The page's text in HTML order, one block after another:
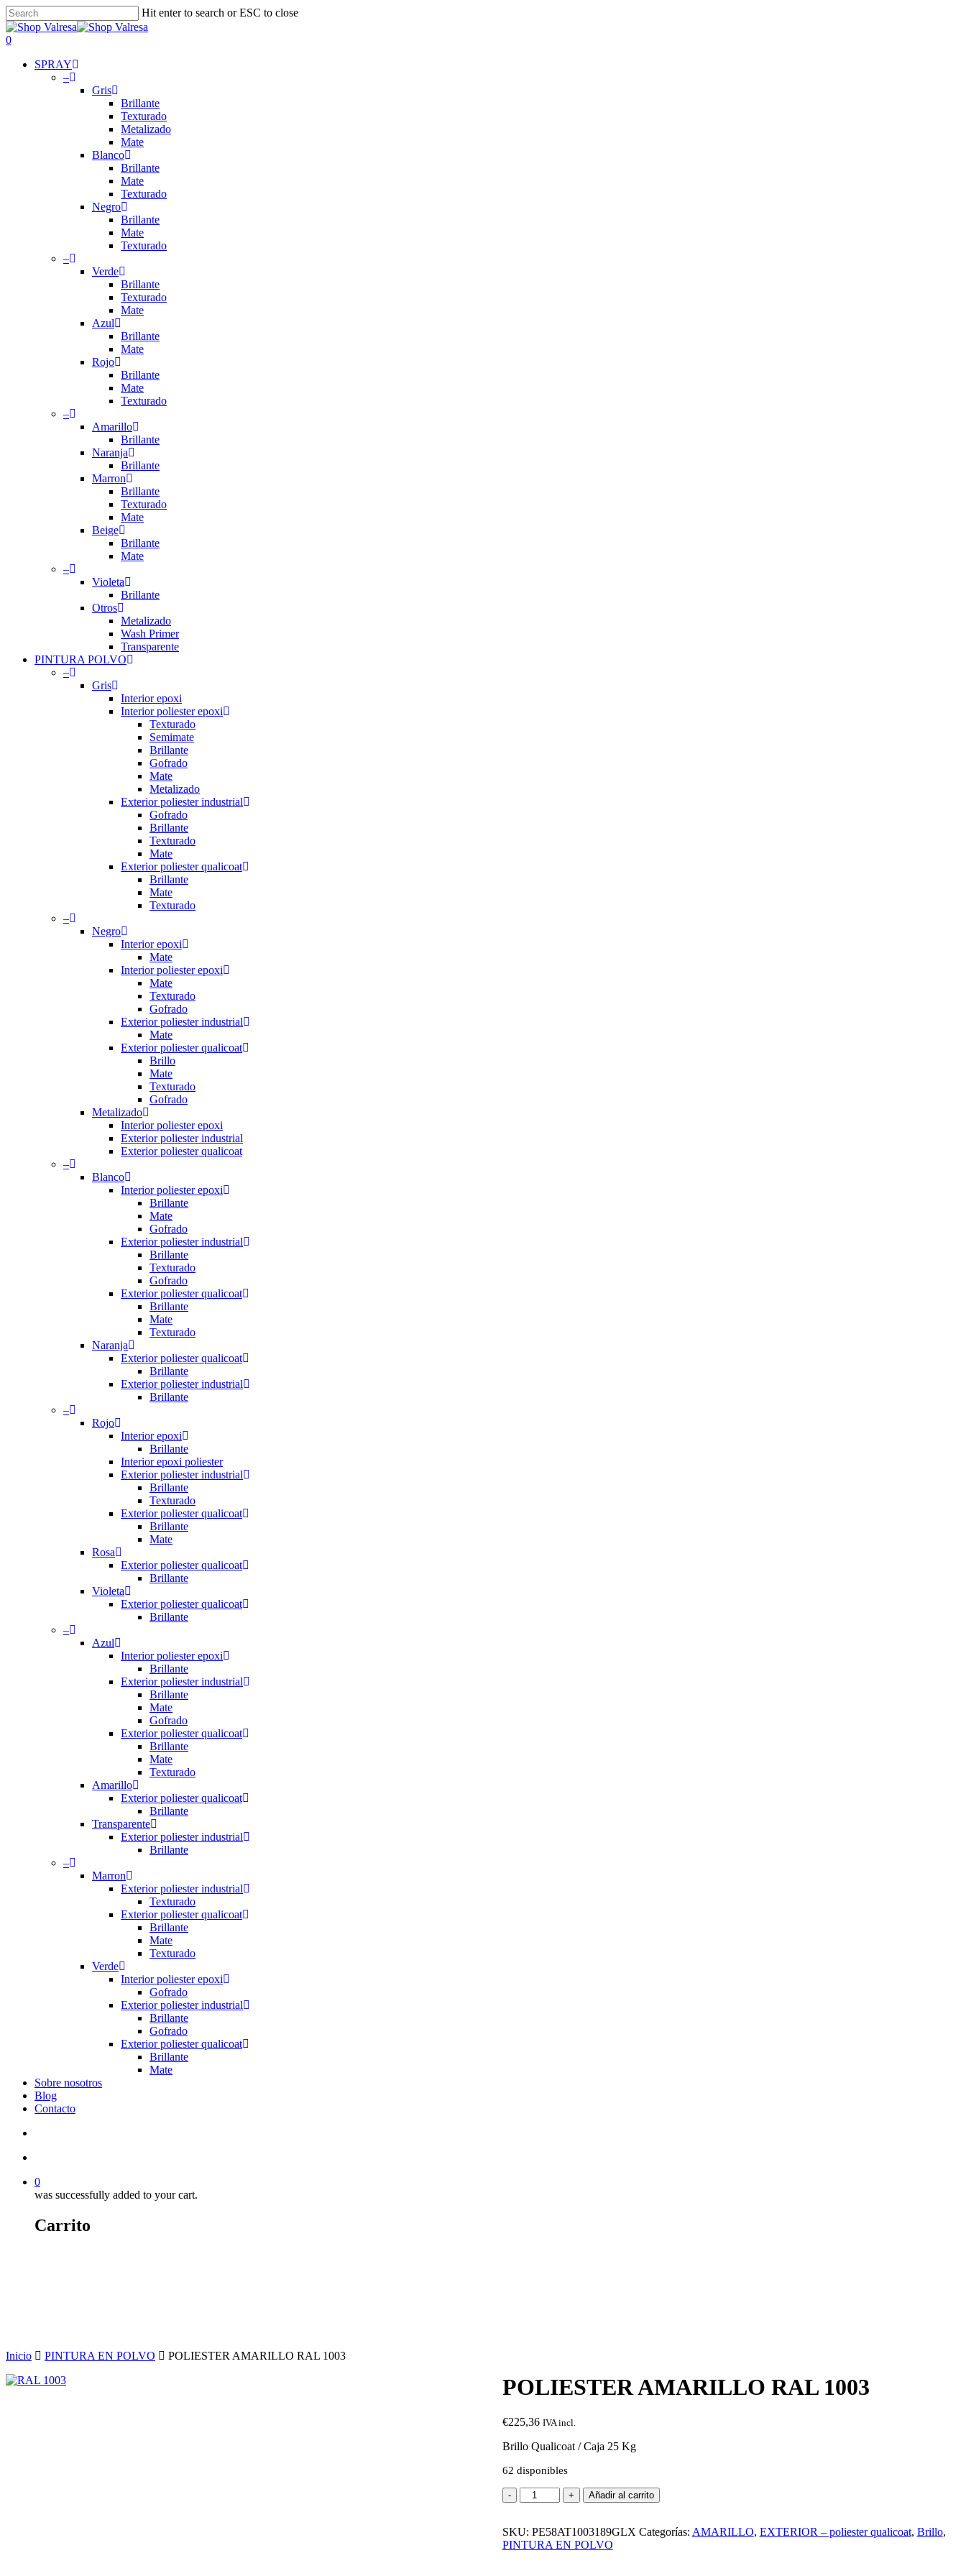
Skip
to
main
Hit enter to search or ESC to close
Close
Search
search
account
0
SPRAY
–
Gris
Brillante
Texturado
Metalizado
Mate
Blanco
Brillante
Mate
Texturado
Negro
Brillante
Mate
Texturado
–
Verde
Brillante
Texturado
Mate
Azul
Brillante
Mate
Rojo
Brillante
Mate
Texturado
–
Amarillo
Brillante
Naranja
Brillante
Marron
Brillante
Texturado
Mate
Beige
Brillante
Mate
–
Violeta
Brillante
Otros
Metalizado
Wash Primer
Transparente
PINTURA POLVO
–
Gris
Interior epoxi
Interior poliester epoxi
Texturado
Semimate
Brillante
Gofrado
Mate
Metalizado
Exterior poliester industrial
Gofrado
Brillante
Texturado
Mate
Exterior poliester qualicoat
Brillante
Mate
Texturado
–
Negro
Interior epoxi
Mate
Interior poliester epoxi
Mate
Texturado
Gofrado
Exterior poliester industrial
Mate
Exterior poliester qualicoat
Brillo
Mate
Texturado
Gofrado
Metalizado
Interior poliester epoxi
Exterior poliester industrial
Exterior poliester qualicoat
–
Blanco
Interior poliester epoxi
Brillante
Mate
Gofrado
Exterior poliester industrial
Brillante
Texturado
Gofrado
Exterior poliester qualicoat
Brillante
Mate
Texturado
Naranja
Exterior poliester qualicoat
Brillante
Exterior poliester industrial
Brillante
–
Rojo
Interior epoxi
Brillante
Interior epoxi poliester
Exterior poliester industrial
Brillante
Texturado
Exterior poliester qualicoat
Brillante
Mate
Rosa
Exterior poliester qualicoat
Brillante
Violeta
Exterior poliester qualicoat
Brillante
–
Azul
Interior poliester epoxi
Brillante
Exterior poliester industrial
Brillante
Mate
Gofrado
Exterior poliester qualicoat
Brillante
Mate
Texturado
Amarillo
Exterior poliester qualicoat
Brillante
Transparente
Exterior poliester industrial
Brillante
–
Marron
Exterior poliester industrial
Texturado
Exterior poliester qualicoat
Brillante
Mate
Texturado
Verde
Interior poliester epoxi
Gofrado
Exterior poliester industrial
Brillante
Gofrado
Exterior poliester qualicoat
Brillante
Mate
Sobre nosotros
Blog
Contacto
0
was successfully added to your cart.
Carrito
Inicio PINTURA EN POLVO POLIESTER AMARILLO RAL 1003
POLIESTER AMARILLO RAL 1003
€225,36 IVA incl.
Brillo Qualicoat / Caja 25 Kg
62 disponibles
POLIESTER
AMARILLO
1003
cantidad
Añadir al carrito
SKU: PE58AT1003189GLX Categorías: AMARILLO, EXTERIOR – poliester qualicoat, Brillo,
PINTURA EN POLVO